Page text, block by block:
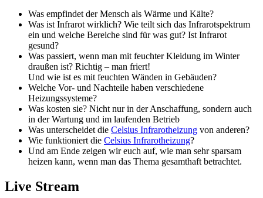
Was empfindet der Mensch als Wärme und Kälte?
Was ist Infrarot wirklich? Wie teilt sich das Infrarotspektrum
ein und welche Bereiche sind für was gut? Ist Infrarot
gesund?
Was passiert, wenn man mit feuchter Kleidung im Winter
draußen ist? Richtig – man friert!
Und wie ist es mit feuchten Wänden in Gebäuden?
Welche Vor- und Nachteile haben verschiedene
Heizungssysteme?
Was kosten sie? Nicht nur in der Anschaffung, sondern auch
in der Wartung und im laufenden Betrieb
Was unterscheidet die Celsius Infrarotheizung von anderen?
Wie funktioniert die Celsius Infrarotheizung?
Und am Ende zeigen wir euch auf, wie man sehr sparsam
heizen kann, wenn man das Thema gesamthaft betrachtet.
Live Stream